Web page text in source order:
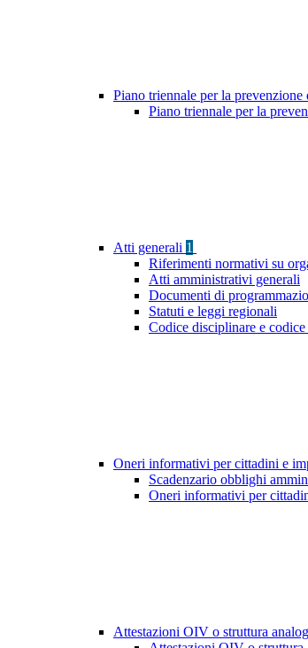
Piano triennale per la
Piano triennale per la
Atti generali 1
Riferimenti normativi su
Atti amministrativi generali
Documenti di
Statuti e leggi regionali
Codice disciplinare e
Oneri informativi per cittadini e
Scadenzario obblighi
Oneri informativi per
Attestazioni OIV o struttura